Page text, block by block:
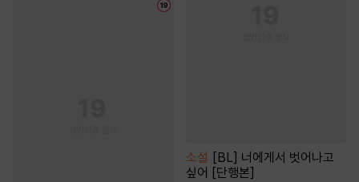
소설
[BL] 너에게서 벗어나고
싶어 [단행본]